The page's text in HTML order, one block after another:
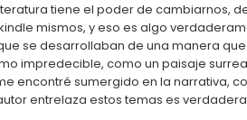
tiene el poder de cambiarnos,
mismos, y eso es algo
se desarrollaban de una manera
impredecible, como un paisaje
encontré sumergido en la narrativa,
entrelaza estos temas es